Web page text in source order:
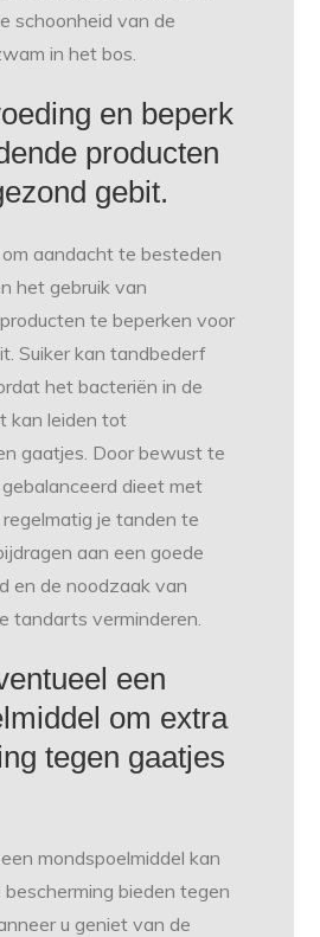
schoonheid van de
in het bos.
en beperk
producten
gebit.
aandacht te besteden
het gebruik van
te beperken voor
Suiker kan tandbederf
het bacteriën in de
kan leiden tot
gaatjes. Door bewust te
dieet met
je tanden te
aan een goede
en de noodzaak van
tandarts verminderen.
een
om extra
tegen gaatjes
mondspoelmiddel kan
bieden tegen
u geniet van de